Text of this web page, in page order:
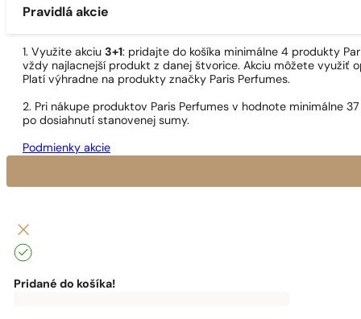
Pravidlá akcie
1. Využite akciu 3+1: pridajte do košíka minimálne 4 produkty
vždy najlacnejší produkt z danej štvorice. Akciu môžete využiť
Platí výhradne na produkty značky Paris Perfumes.
2. Pri nákupe produktov Paris Perfumes v hodnote minimálne
po dosiahnutí stanovenej sumy.
Podmienky akcie
Pridané do košíka!